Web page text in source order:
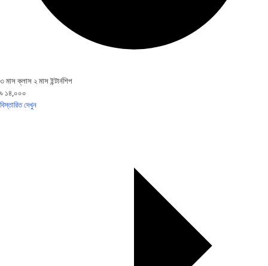
৩ মাস ক্লাস ২ মাস ইন্টার্নশিপ
৳ ১৪,০০০
বিস্তারিত দেখুন